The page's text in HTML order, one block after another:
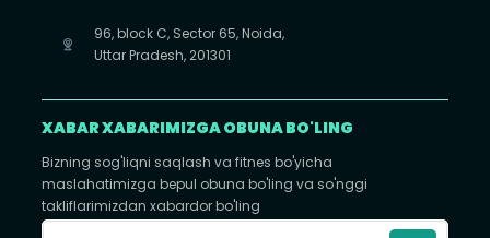
96, block C, Sector 65, Noida,
Uttar Pradesh, 201301
XABAR XABARIMIZGA OBUNA BO'LING
Bizning sog'liqni saqlash va fitnes bo'yicha
maslahatimizga bepul obuna bo'ling va so'nggi
takliflarimizdan xabardor bo'ling